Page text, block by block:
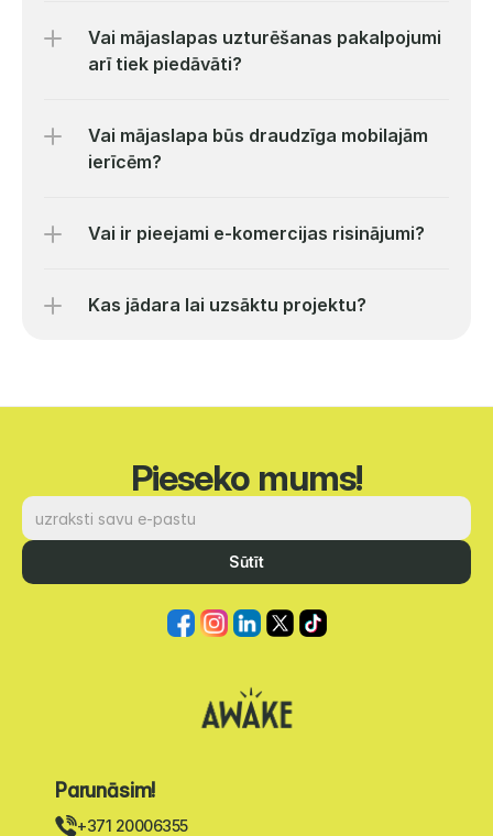
Vai mājaslapas uzturēšanas pakalpojumi
arī tiek piedāvāti?
Vai mājaslapa būs draudzīga mobilajām
ierīcēm?
Vai ir pieejami e-komercijas risinājumi?
Kas jādara lai uzsāktu projektu?
Pieseko mums!
Sūtīt
Parunāsim!
+371 20006355